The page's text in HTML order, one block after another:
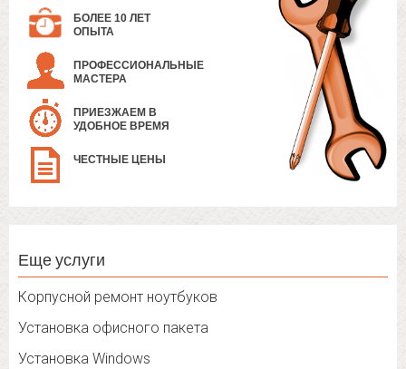
БОЛЕЕ 10 ЛЕТ
ОПЫТА
ПРОФЕССИОНАЛЬНЫЕ
МАСТЕРА
ПРИЕЗЖАЕМ В
УДОБНОЕ ВРЕМЯ
ЧЕСТНЫЕ ЦЕНЫ
Еще услуги
Корпусной ремонт ноутбуков
Установка офисного пакета
Установка Windows